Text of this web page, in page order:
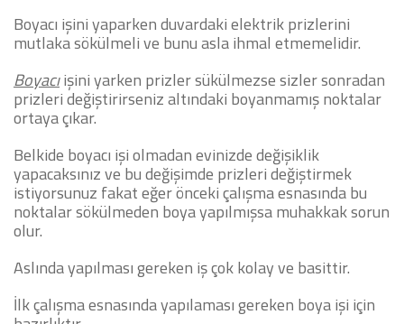
Boyacı işini yaparken duvardaki elektrik prizlerini
mutlaka sökülmeli ve bunu asla ihmal etmemelidir.
Boyacıişini yarken prizler sükülmezse sizler sonradan
prizleri değiştirirseniz altındaki boyanmamış noktalar
ortaya çıkar.
Belkide boyacı işi olmadan evinizde değişiklik
yapacaksınız ve bu değişimde prizleri değiştirmek
istiyorsunuz fakat eğer önceki çalışma esnasında bu
noktalar sökülmeden boya yapılmışsa muhakkak sorun
olur.
Aslında yapılması gereken iş çok kolay ve basittir.
İlk çalışma esnasında yapılaması gereken boya işi için